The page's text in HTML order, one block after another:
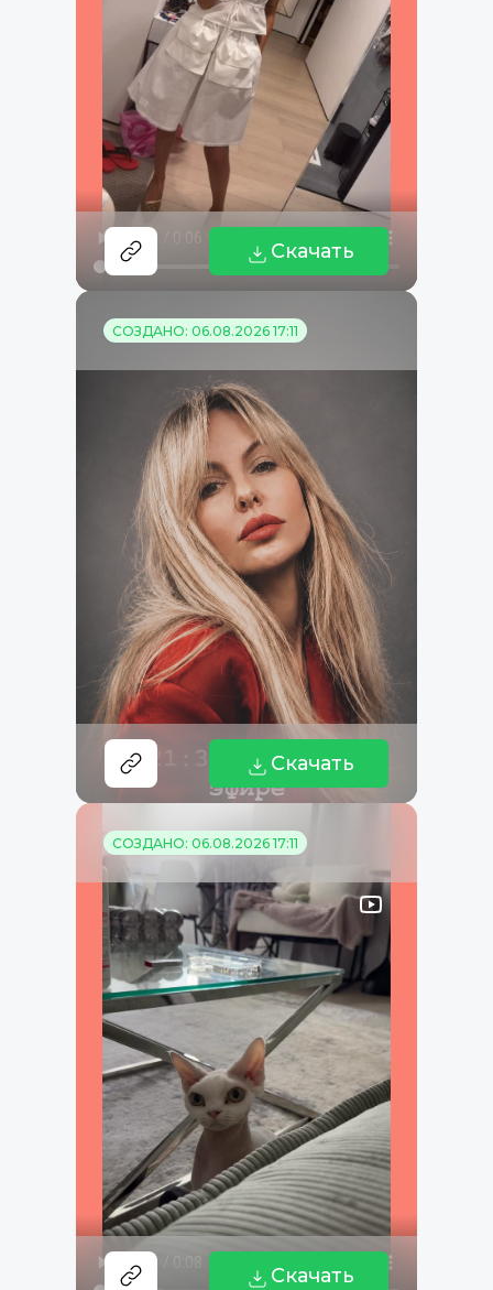
Скачать
СОЗДАНО: 06.08.2026 17:11
Скачать
СОЗДАНО: 06.08.2026 17:11
Скачать